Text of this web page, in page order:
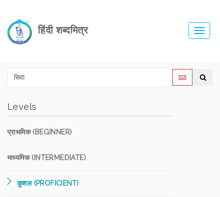
हिंदी शब्दमित्र
Levels
प्राथमिक (BEGINNER)
माध्यमिक (INTERMEDIATE)
कुशल (PROFICIENT)